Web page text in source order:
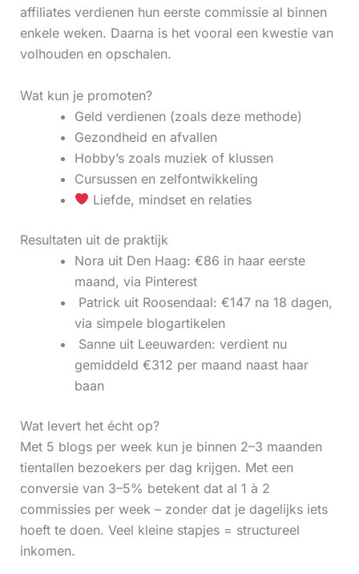
affiliates verdienen hun eerste commissie al binnen
enkele weken. Daarna is het vooral een kwestie van
volhouden en opschalen.
Wat kun je promoten?
Geld verdienen (zoals deze methode)
Gezondheid en afvallen
Hobby’s zoals muziek of klussen
Cursussen en zelfontwikkeling
Liefde, mindset en relaties
Resultaten uit de praktijk
Nora uit Den Haag: €86 in haar eerste
maand, via Pinterest
‍ Patrick uit Roosendaal: €147 na 18 dagen,
via simpele blogartikelen
‍ Sanne uit Leeuwarden: verdient nu
gemiddeld €312 per maand naast haar
baan
Wat levert het écht op?
Met 5 blogs per week kun je binnen 2–3 maanden
tientallen bezoekers per dag krijgen. Met een
conversie van 3–5% betekent dat al 1 à 2
commissies per week – zonder dat je dagelijks iets
hoeft te doen. Veel kleine stapjes = structureel
inkomen.